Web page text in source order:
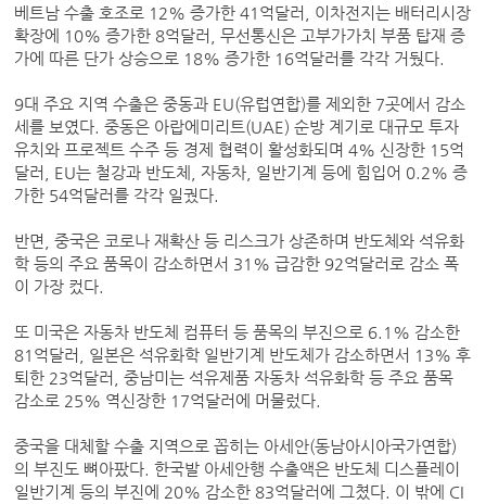
베트남 수출 호조로 12% 증가한 41억달러, 이차전지는 배터리시장
확장에 10% 증가한 8억달러, 무선통신은 고부가가치 부품 탑재 증
가에 따른 단가 상승으로 18% 증가한 16억달러를 각각 거뒀다.
9대 주요 지역 수출은 중동과 EU(유럽연합)를 제외한 7곳에서 감소
세를 보였다. 중동은 아랍에미리트(UAE) 순방 계기로 대규모 투자
유치와 프로젝트 수주 등 경제 협력이 활성화되며 4% 신장한 15억
달러, EU는 철강과 반도체, 자동차, 일반기계 등에 힘입어 0.2% 증
가한 54억달러를 각각 일궜다.
반면, 중국은 코로나 재확산 등 리스크가 상존하며 반도체와 석유화
학 등의 주요 품목이 감소하면서 31% 급감한 92억달러로 감소 폭
이 가장 컸다.
또 미국은 자동차 반도체 컴퓨터 등 품목의 부진으로 6.1% 감소한
81억달러, 일본은 석유화학 일반기계 반도체가 감소하면서 13% 후
퇴한 23억달러, 중남미는 석유제품 자동차 석유화학 등 주요 품목
감소로 25% 역신장한 17억달러에 머물렀다.
중국을 대체할 수출 지역으로 꼽히는 아세안(동남아시아국가연합)
의 부진도 뼈아팠다. 한국발 아세안행 수출액은 반도체 디스플레이
일반기계 등의 부진에 20% 감소한 83억달러에 그쳤다. 이 밖에 CI